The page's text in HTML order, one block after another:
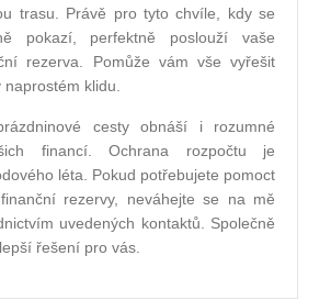
trasu. Právě pro tyto chvíle, kdy se
pokazí, perfektně poslouží vaše
rezerva. Pomůže vám vše vyřešit
klidu.
cesty obnáší i rozumné
financí. Ochrana rozpočtu je
léta. Pokud potřebujete pomoct
rezervy, neváhejte se na mě
uvedených kontaktů. Společně
řešení pro vás.